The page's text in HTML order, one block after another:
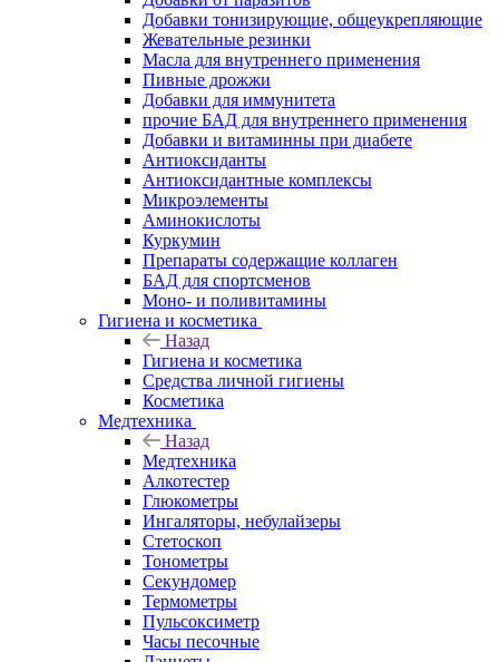
Добавки тонизирующие, общеукрепляющие
Жевательные резинки
Масла для внутреннего применения
Пивные дрожжи
Добавки для иммунитета
прочие БАД для внутреннего применения
Добавки и витаминны при диабете
Антиоксиданты
Антиоксидантные комплексы
Микроэлементы
Аминокислоты
Куркумин
Препараты содержащие коллаген
БАД для спортсменов
Моно- и поливитамины
Гигиена и косметика
Назад
Гигиена и косметика
Средства личной гигиены
Косметика
Медтехника
Назад
Медтехника
Алкотестер
Глюкометры
Ингаляторы, небулайзеры
Стетоскоп
Тонометры
Секундомер
Термометры
Пульсоксиметр
Часы песочные